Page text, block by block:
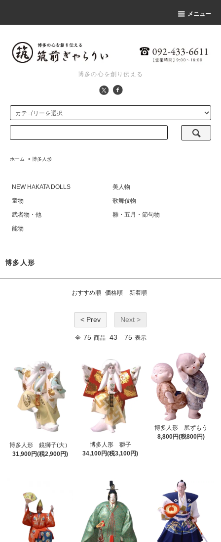
メニュー
博多の心を創り伝える
ホーム > 博多人形
NEW HAKATA DOLLS
美人物
童物
歌舞伎物
武者物・他
雛・五月・節句物
能物
博多人形
おすすめ順 価格順 新着順
< Prev Next >
全 75 商品 43 - 75 表示
博多人形 鏡獅子(大）
31,900円(税2,900円)
博多人形 獅子
34,100円(税3,100円)
博多人形 尻ずもう
8,800円(税800円)